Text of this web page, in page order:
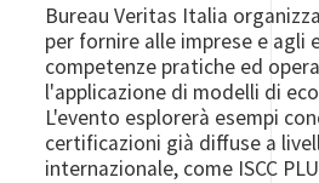
Bureau Veritas Italia
per fornire alle imprese e agli
competenze pratiche ed
l'applicazione di modelli di
L'evento esplorerà esempi
certificazioni già diffuse a
internazionale, come ISCC